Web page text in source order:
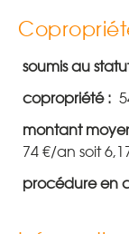
soumis au
copropriété :
montant
74 €/an soit
procédure en